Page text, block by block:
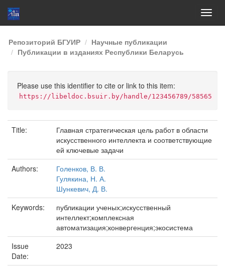
Skip
navigation
Репозиторий БГУИР
Научные публикации
Публикации в изданиях Республики Беларусь
Please use this identifier to cite or link to this item:
https://libeldoc.bsuir.by/handle/123456789/58565
Title:
Главная стратегическая цель работ в области
искусственного интеллекта и соответствующие
ей ключевые задачи
Authors:
Голенков, В. В.
Гулякина, Н. А.
Шункевич, Д. В.
Keywords:
публикации ученых;искусственный
интеллект;комплексная
автоматизация;конвергенция;экосистема
Issue
Date:
2023